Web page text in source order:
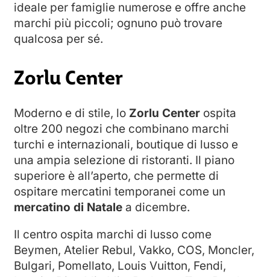
ideale per famiglie numerose e offre anche
marchi più piccoli; ognuno può trovare
qualcosa per sé.
Zorlu Center
Moderno e di stile, lo Zorlu Center ospita
oltre 200 negozi che combinano marchi
turchi e internazionali, boutique di lusso e
una ampia selezione di ristoranti. Il piano
superiore è all’aperto, che permette di
ospitare mercatini temporanei come un
mercatino di Natale a dicembre.
Il centro ospita marchi di lusso come
Beymen, Atelier Rebul, Vakko, COS, Moncler,
Bulgari, Pomellato, Louis Vuitton, Fendi,